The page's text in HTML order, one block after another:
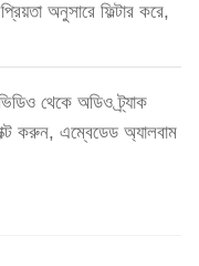
অনুসারে ফিল্টার করে,
থেকে অডিও ট্র্যাক
করুন, এম্বেডেড অ্যালবাম